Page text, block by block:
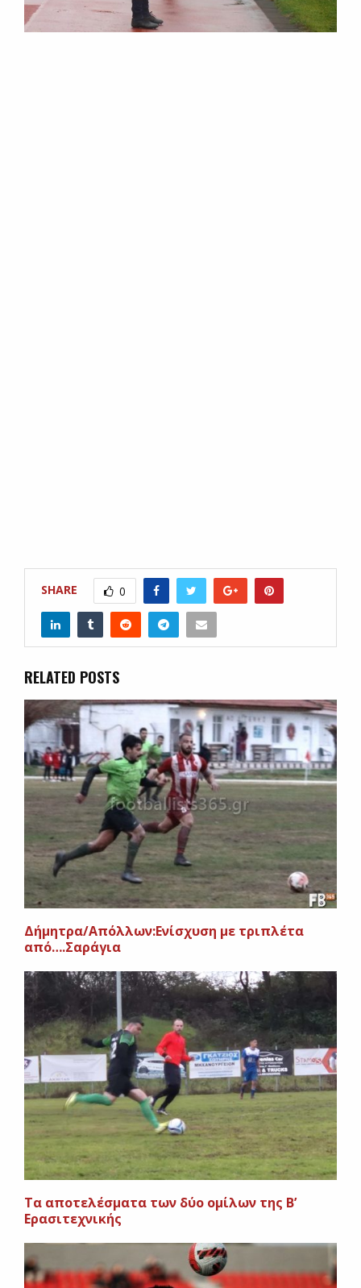
SHARE 0
RELATED POSTS
Δήμητρα/Απόλλων:Ενίσχυση με τριπλέτα
από….Σαράγια
Τα αποτελέσματα των δύο ομίλων της Β’
Ερασιτεχνικής